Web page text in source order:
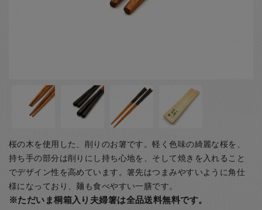
桜の木を使用した、削りのお箸です。軽く色味の綺麗な桜を、
持ち手の部分は削りにし持ち心地を、そして焼きを入れること
でデザイン性を高めています。箸先はつまみやすいように角仕
様になっており、麺も食べやすい一膳です。
※ただいま桐箱入り夫婦箸は全品送料無料です。